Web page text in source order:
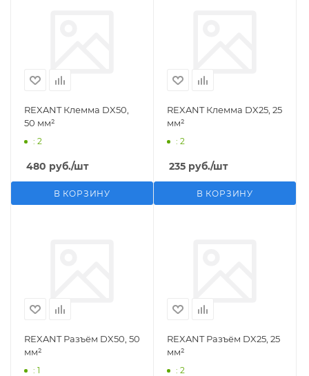
REXANT Клемма DX50,
50 мм²
: 2
480 руб./шт
В КОРЗИНУ
REXANT Клемма DX25, 25
мм²
: 2
235 руб./шт
В КОРЗИНУ
REXANT Разъём DX50, 50
мм²
: 1
REXANT Разъём DX25, 25
мм²
: 2